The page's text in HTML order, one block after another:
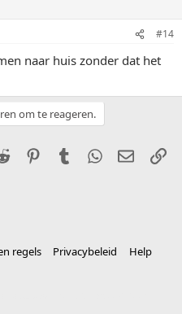
#14
naar huis zonder dat het
om te reageren.
Reddit PinterestTumblr WhatsApp
E-mail
regels Privacybeleid
Help